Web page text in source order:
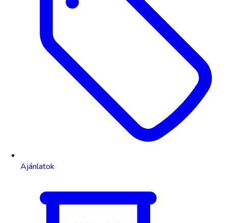
Ajánlatok